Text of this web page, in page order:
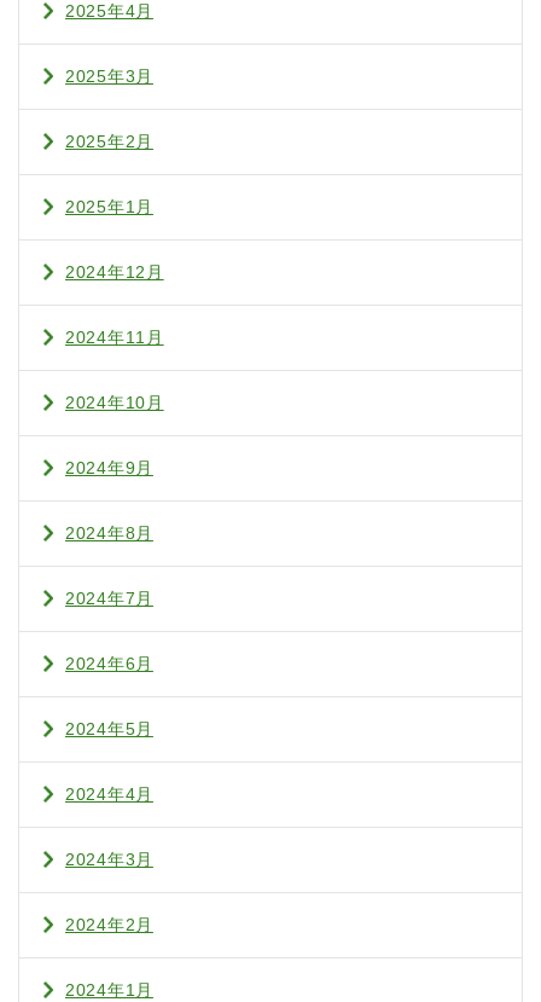
2025年4月
2025年3月
2025年2月
2025年1月
2024年12月
2024年11月
2024年10月
2024年9月
2024年8月
2024年7月
2024年6月
2024年5月
2024年4月
2024年3月
2024年2月
2024年1月